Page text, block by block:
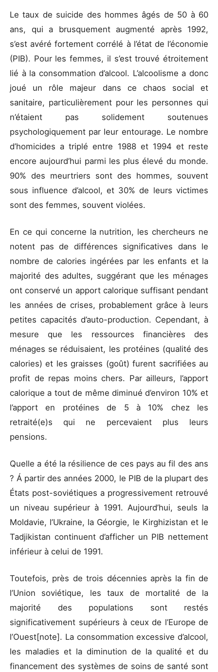
Le taux de suicide des hommes âgés de 50 à 60
ans, qui a brusquement augmenté après 1992,
s’est avéré fortement corrélé à l’état de l’économie
(PIB). Pour les femmes, il s’est trouvé étroitement
lié à la consommation d’alcool. L’alcoolisme a donc
joué un rôle majeur dans ce chaos social et
sanitaire, particulièrement pour les personnes qui
n’étaient pas solidement soutenues
psychologiquement par leur entourage. Le nombre
d’homicides a triplé entre 1988 et 1994 et reste
encore aujourd’hui parmi les plus élevé du monde.
90% des meurtriers sont des hommes, souvent
sous influence d’alcool, et 30% de leurs victimes
sont des femmes, souvent violées.
En ce qui concerne la nutrition, les chercheurs ne
notent pas de différences significatives dans le
nombre de calories ingérées par les enfants et la
majorité des adultes, suggérant que les ménages
ont conservé un apport calorique suffisant pendant
les années de crises, probablement grâce à leurs
petites capacités d’auto-production. Cependant, à
mesure que les ressources financières des
ménages se réduisaient, les protéines (qualité des
calories) et les graisses (goût) furent sacrifiées au
profit de repas moins chers. Par ailleurs, l’apport
calorique a tout de même diminué d’environ 10% et
l’apport en protéines de 5 à 10% chez les
retraité(e)s qui ne percevaient plus leurs
pensions.
Quelle a été la résilience de ces pays au fil des ans
? Á partir des années 2000, le PIB de la plupart des
États post-soviétiques a progressivement retrouvé
un niveau supérieur à 1991. Aujourd’hui, seuls la
Moldavie, l’Ukraine, la Géorgie, le Kirghizistan et le
Tadjikistan continuent d’afficher un PIB nettement
inférieur à celui de 1991.
Toutefois, près de trois décennies après la fin de
l’Union soviétique, les taux de mortalité de la
majorité des populations sont restés
significativement supérieurs à ceux de l’Europe de
l’Ouest[note]. La consommation excessive d’alcool,
les maladies et la diminution de la qualité et du
financement des systèmes de soins de santé sont